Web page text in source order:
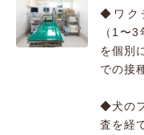
◆ワク
（1〜
を個別
での接
◆犬の
査を経